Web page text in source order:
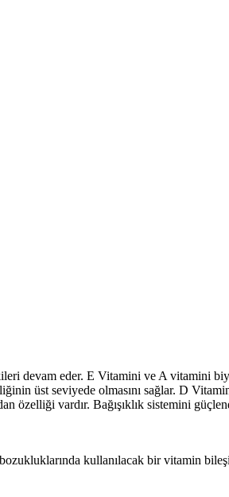
devam eder. E Vitamini ve A vitamini
üst seviyede olmasını sağlar. D
özelliği vardır. Bağışıklık sistemini
kullanılacak bir vitamin